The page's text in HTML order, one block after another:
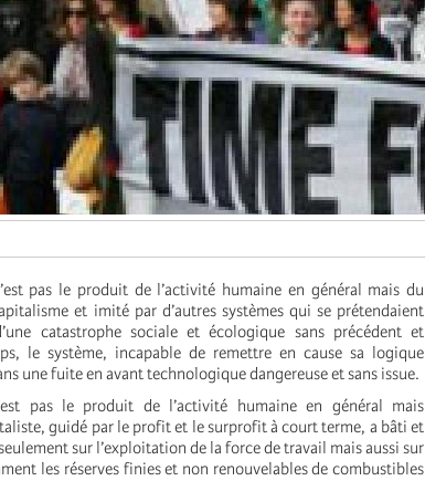
pas le produit de l’activité humaine en général mais du
et imité par d’autres systèmes qui se prétendaient
catastrophe sociale et écologique sans précédent et
le système, incapable de remettre en cause sa logique
une fuite en avant technologique dangereuse et sans issue.
pas le produit de l’activité humaine en général mais
guidé par le profit et le surprofit à court terme, a bâti et
sur l’exploitation de la force de travail mais aussi sur
les réserves finies et non renouvelables de combustibles